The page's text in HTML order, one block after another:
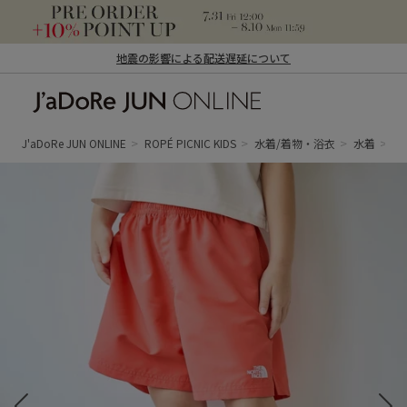
地震の影響による配送遅延について
ン オンライン）
J'aDoRe JUN ONLINE ROPÉ PICNIC KIDS 水着/着物・浴衣 水着